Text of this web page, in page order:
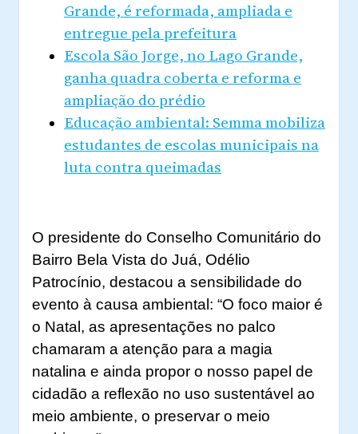
Grande, é reformada, ampliada e
entregue pela prefeitura
Escola São Jorge, no Lago Grande,
ganha quadra coberta e reforma e
ampliação do prédio
Educação ambiental: Semma mobiliza
estudantes de escolas municipais na
luta contra queimadas
O presidente do Conselho Comunitário do
Bairro Bela Vista do Juá, Odélio
Patrocínio, destacou a sensibilidade do
evento à causa ambiental: “O foco maior é
o Natal, as apresentações no palco
chamaram a atenção para a magia
natalina e ainda propor o nosso papel de
cidadão a reflexão no uso sustentável ao
meio ambiente, o preservar o meio